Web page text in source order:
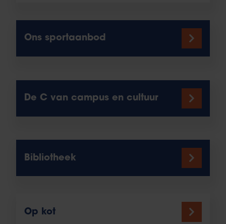
Ons sportaanbod
De C van campus en cultuur
Bibliotheek
Op kot